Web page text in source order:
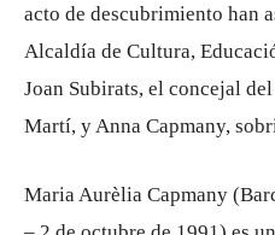
acto de descubrimiento han
Alcaldía de Cultura,
Joan Subirats, el concejal
Martí, y Anna Capmany,
Maria Aurèlia Capmany